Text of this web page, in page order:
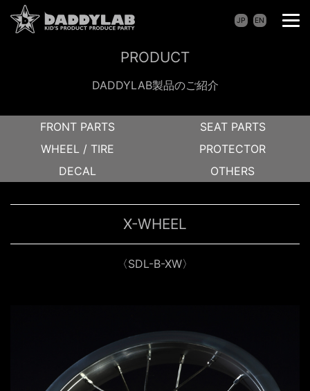
JP EN
PRODUCT
DADDYLAB製品のご紹介
FRONT PARTS
SEAT PARTS
WHEEL / TIRE
PROTECTOR
DECAL
OTHERS
X-WHEEL
〈SDL-B-XW〉